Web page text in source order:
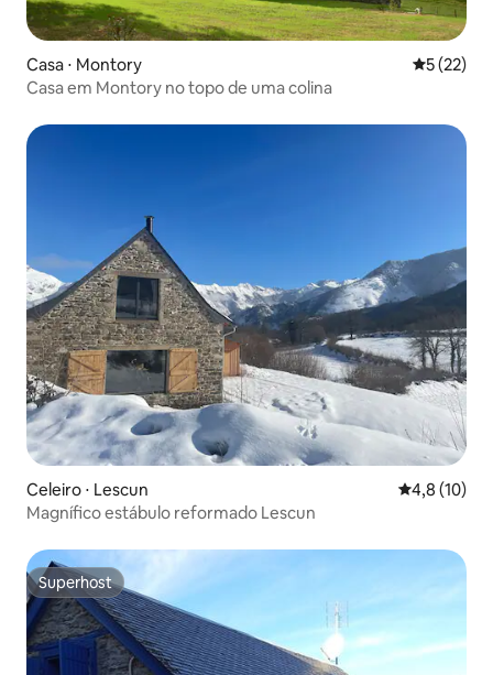
Casa ⋅ Montory 5 de uma
5 (22)
Casa em Montory no topo de uma colina
Celeiro ⋅ Lescun 4,8 de uma
4,8 (10)
Magnífico estábulo reformado Lescun
Superhost
Superhost